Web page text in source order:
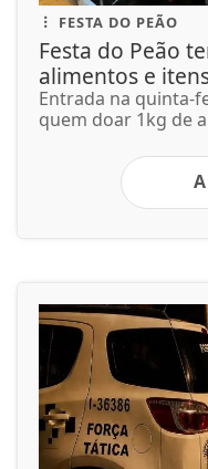
FESTA DO PEÃO
Festa do Peão
alimentos e
Entrada na quinta-
quem doar 1kg de